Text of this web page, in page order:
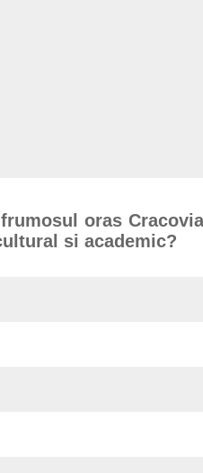
oras
si academic?